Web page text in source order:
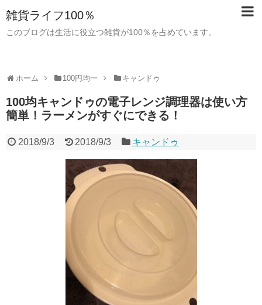
雑貨ライフ100％
このブログは生活に役立つ雑貨が100％を占めています。
ホーム 100円均一 キャンドゥ
100均キャンドゥの電子レンジ調理器は使い方
簡単！ラーメンがすぐにできる！
2018/9/3 2018/9/3 キャンドゥ